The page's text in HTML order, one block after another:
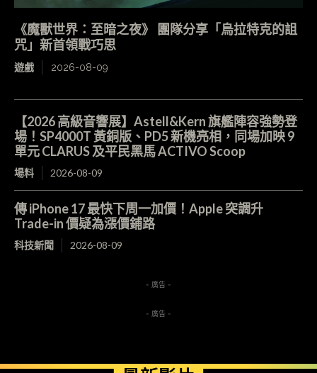
《魔獸世界：至暗之夜》 團隊分享「烏拉特克的詛
咒」新首領戰巧思
遊戲 2026-08-09
【2026 高級音響展】Astell&Kern 旗艦陣容強勢登
場！SP4000T 黃銅版、PD5 新機亮相，同場加映 9
單元 CLARUS 及平民黑馬 ACTIVO Scoop
場料 2026-08-09
傳 iPhone 17 最快下周一加價！Apple 突調升
Trade-in 價疑為漲價鋪路
科技新聞 2026-08-09
- 廣告 -
- 廣告 -